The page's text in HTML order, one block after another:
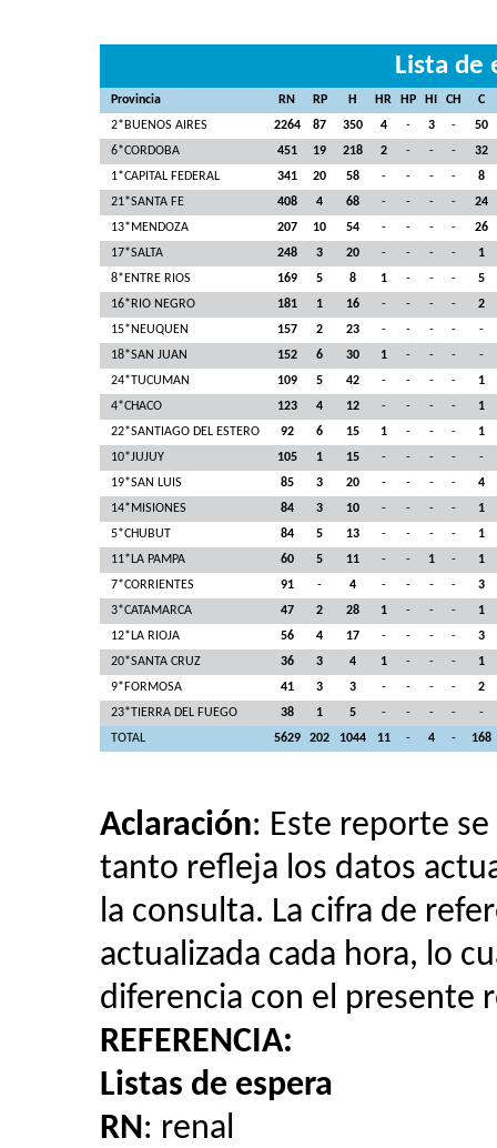
Lista de
Provincia RN RP H HR HP HI CH
C
2*BUENOS AIRES
2264 87 350 4 - 3 -
50
6*CORDOBA
451 19 218 2 - - -
32
1*CAPITAL FEDERAL
341 20 58 - - - -
8
21*SANTA FE
408 4 68 - - - -
24
13*MENDOZA
207 10 54 - - - -
26
17*SALTA
248 3 20 - - - -
1
8*ENTRE RIOS
169 5 8 1 - - -
5
16*RIO NEGRO
181 1 16 - - - -
2
15*NEUQUEN
157 2 23 - - - -
-
18*SAN JUAN
152 6 30 1 - - -
-
24*TUCUMAN
109 5 42 - - - -
1
4*CHACO
123 4 12 - - - -
1
22*SANTIAGO DEL ESTERO
92 6 15 1 - - -
1
10*JUJUY
105 1 15 - - - -
-
19*SAN LUIS
85 3 20 - - - -
4
14*MISIONES
84 3 10 - - - -
1
5*CHUBUT
84 5 13 - - - -
1
11*LA PAMPA
60 5 11 - - 1 -
1
7*CORRIENTES
91 - 4 - - - -
3
3*CATAMARCA
47 2 28 1 - - -
1
12*LA RIOJA
56 4 17 - - - -
3
20*SANTA CRUZ
36 3 4 1 - - -
1
9*FORMOSA
41 3 3 - - - -
2
23*TIERRA DEL FUEGO
38 1 5 - - - -
-
TOTAL
5629 202 1044 11 - 4 - 168
Aclaración: Este reporte
tanto refleja los datos
la consulta. La cifra de
actualizada cada hora, lo
diferencia con el presente
REFERENCIA:
Listas de espera
RN: renal